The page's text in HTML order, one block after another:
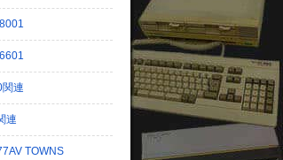
連
連
TOWNS